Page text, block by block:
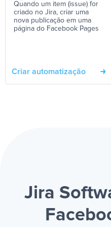
Quando um item (issue) for
criado no Jira, criar uma
nova publicação em uma
página do Facebook Pages
Criar automatização
Jira